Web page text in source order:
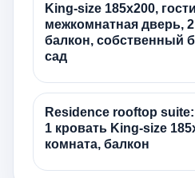
King-size 185х200,
межкомнатная дверь,
балкон, собственный
сад
Residence rooftop
1 кровать King-size
комната, балкон